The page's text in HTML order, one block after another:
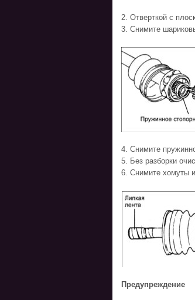
2. Отверткой с
3. Снимите
4. Снимите
5. Без разборки
6. Снимите хомуты
Предупреждение